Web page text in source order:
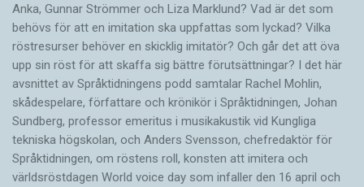
Anka, Gunnar Strömmer och Liza Marklund? Vad är det som
behövs för att en imitation ska uppfattas som lyckad? Vilka
röstresurser behöver en skicklig imitatör? Och går det att öva
upp sin röst för att skaffa sig bättre förutsättningar? I det här
avsnittet av Språktidningens podd samtalar Rachel Mohlin,
skådespelare, författare och krönikör i Språktidningen, Johan
Sundberg, professor emeritus i musikakustik vid Kungliga
tekniska högskolan, och Anders Svensson, chefredaktör för
Språktidningen, om röstens roll, konsten att imitera och
världsröstdagen World voice day som infaller den 16 april och